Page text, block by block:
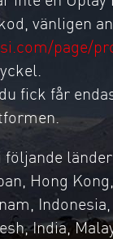
vänligen
page/
fick får
Hong
India,